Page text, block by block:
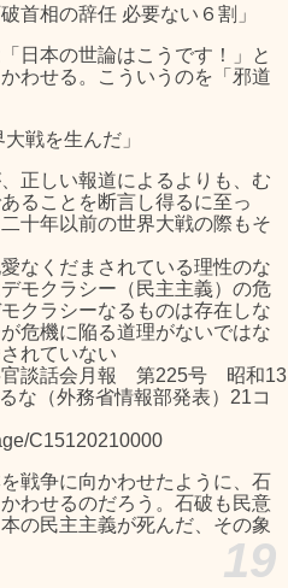
首相の辞任 必要ない６割」
日本の世論はこうです！」と
わせる。こういうのを「邪道
戦を生んだ」
正しい報道によるよりも、む
ることを断言し得るに至っ
十年以前の世界大戦の際もそ
なくだまされている理性のな
モクラシー（民主主義）の危
クラシーなるものは存在しな
危機に陥る道理がないではな
れていない
官談話会月報 第225号 昭和13
な（外務省情報部発表）21コ
C15120210000
戦争に向かわせたように、石
わせるのだろう。石破も民意
の民主主義が死んだ、その象
19